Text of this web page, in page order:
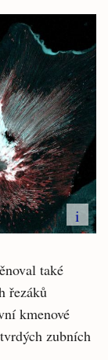
i
také
řezáků
kmenové
zubních